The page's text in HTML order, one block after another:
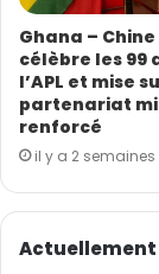
Ghana –
célèbre les 99
l’APL et mise
partenariat
renforcé
il y a 2 semaines
Actuellement